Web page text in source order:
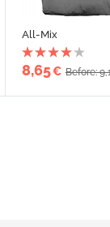
All-Mix
8,65€ Before: